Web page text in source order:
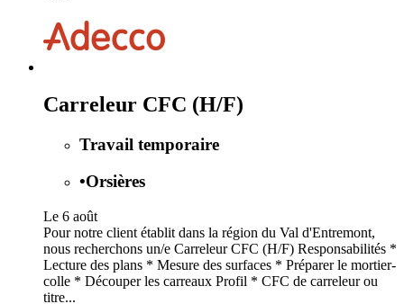
Carreleur CFC (H/F)
Travail temporaire
•Orsières
Le 6 août
Pour notre client établit dans la région du Val d'Entremont,
nous recherchons un/e Carreleur CFC (H/F) Responsabilités *
Lecture des plans * Mesure des surfaces * Préparer le mortier-
colle * Découper les carreaux Profil * CFC de carreleur ou
titre...